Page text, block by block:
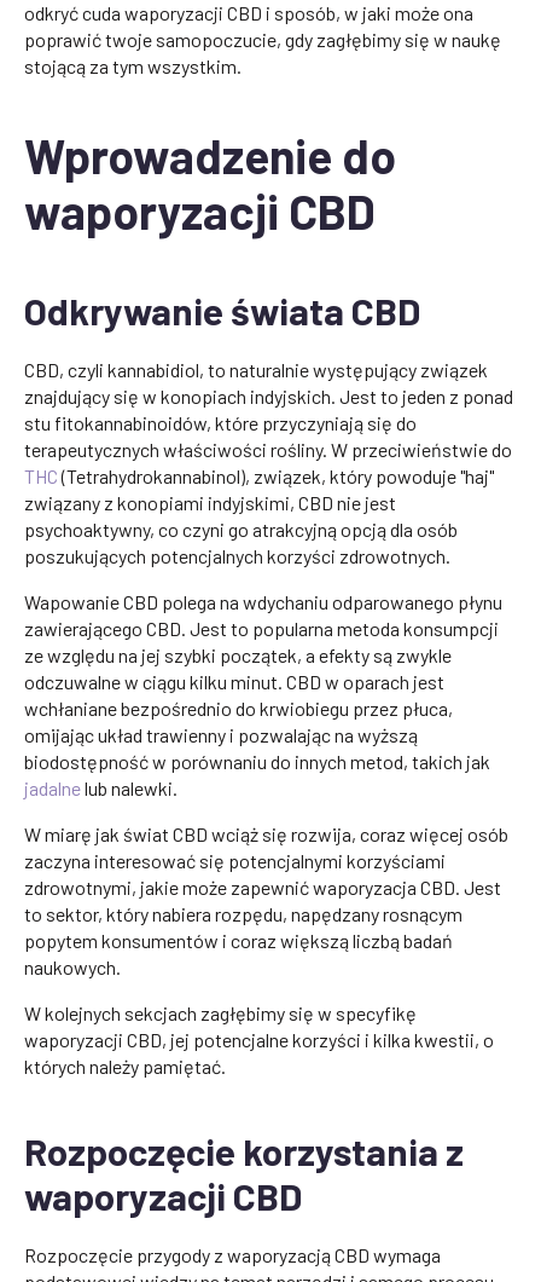
odkryć cuda waporyzacji CBD i sposób, w jaki może ona
poprawić twoje samopoczucie, gdy zagłębimy się w naukę
stojącą za tym wszystkim.
Wprowadzenie do
waporyzacji CBD
Odkrywanie świata CBD
CBD, czyli kannabidiol, to naturalnie występujący związek
znajdujący się w konopiach indyjskich. Jest to jeden z ponad
stu fitokannabinoidów, które przyczyniają się do
terapeutycznych właściwości rośliny. W przeciwieństwie do
THC(Tetrahydrokannabinol), związek, który powoduje "haj"
związany z konopiami indyjskimi, CBD nie jest
psychoaktywny, co czyni go atrakcyjną opcją dla osób
poszukujących potencjalnych korzyści zdrowotnych.
Wapowanie CBD polega na wdychaniu odparowanego płynu
zawierającego CBD. Jest to popularna metoda konsumpcji
ze względu na jej szybki początek, a efekty są zwykle
odczuwalne w ciągu kilku minut. CBD w oparach jest
wchłaniane bezpośrednio do krwiobiegu przez płuca,
omijając układ trawienny i pozwalając na wyższą
biodostępność w porównaniu do innych metod, takich jak
jadalnelub nalewki.
W miarę jak świat CBD wciąż się rozwija, coraz więcej osób
zaczyna interesować się potencjalnymi korzyściami
zdrowotnymi, jakie może zapewnić waporyzacja CBD. Jest
to sektor, który nabiera rozpędu, napędzany rosnącym
popytem konsumentów i coraz większą liczbą badań
naukowych.
W kolejnych sekcjach zagłębimy się w specyfikę
waporyzacji CBD, jej potencjalne korzyści i kilka kwestii, o
których należy pamiętać.
Rozpoczęcie korzystania z
waporyzacji CBD
Rozpoczęcie przygody z waporyzacją CBD wymaga